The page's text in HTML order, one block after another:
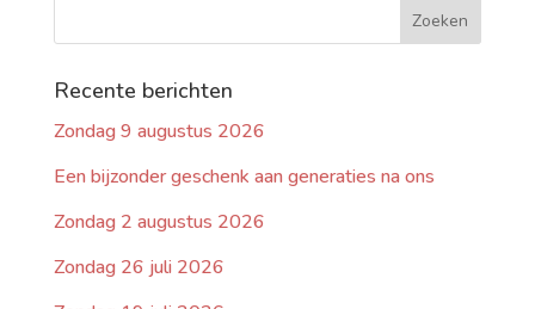
Recente berichten
Zondag 9 augustus 2026
Een bijzonder geschenk aan generaties na ons
Zondag 2 augustus 2026
Zondag 26 juli 2026